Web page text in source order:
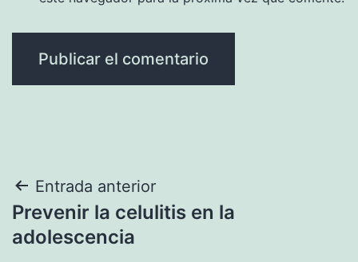
Navegación
de
Entrada anterior
Prevenir la celulitis en la
adolescencia